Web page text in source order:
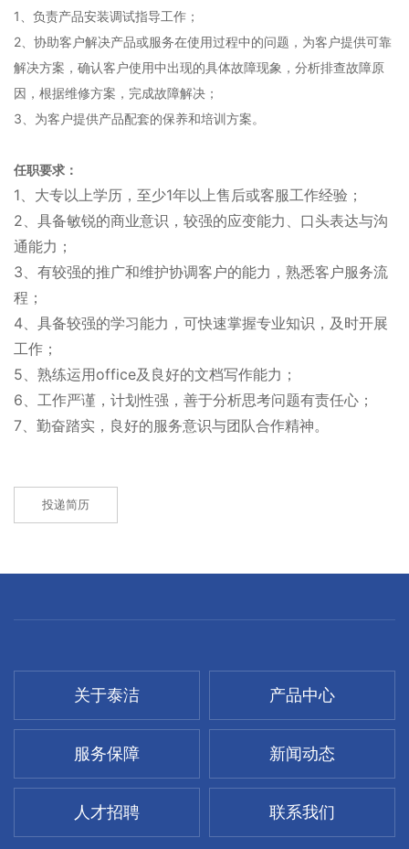
1、负责产品安装调试指导工作；
2、协助客户解决产品或服务在使用过程中的问题，为客户提供可靠
解决方案，确认客户使用中出现的具体故障现象，分析排查故障原
因，根据维修方案，完成故障解决；
3、为客户提供产品配套的保养和培训方案。
任职要求：
1、大专以上学历，至少1年以上售后或客服工作经验；
2、具备敏锐的商业意识，较强的应变能力、口头表达与沟
通能力；
3、有较强的推广和维护协调客户的能力，熟悉客户服务流
程；
4、具备较强的学习能力，可快速掌握专业知识，及时开展
工作；
5、熟练运用office及良好的文档写作能力；
6、工作严谨，计划性强，善于分析思考问题有责任心；
7、勤奋踏实，良好的服务意识与团队合作精神。
投递简历
关于泰洁 产品中心
服务保障 新闻动态
人才招聘 联系我们